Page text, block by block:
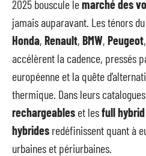
2025 bouscule lemarché des
jamais auparavant. Les ténors
Honda, Renault, BMW, Peugeot,
accélèrent la cadence, pressés
européenne et la quête
thermique. Dans leurs
rechargeables et lesfull hybrid
hybrides redéfinissent quant à
urbaines et périurbaines.